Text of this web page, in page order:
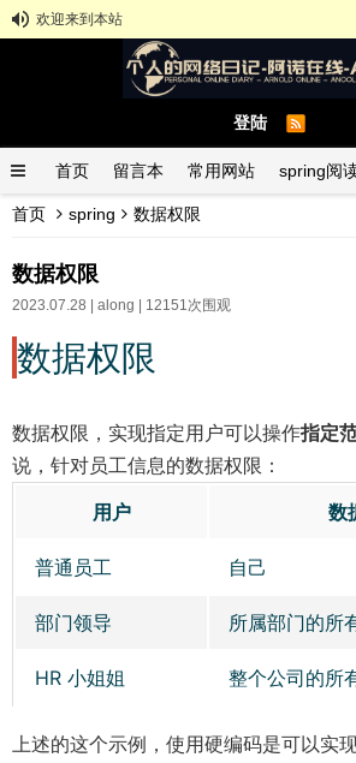
欢迎来到本站
登陆
首页 留言本 常用网站 spring阅
spring示例demo
首页 spring 数据权限
数据权限
2023.07.28 | along | 12151次围观
数据权限
数据权限，实现指定用户可以操作指定
说，针对员工信息的数据权限：
用户
数
普通员工 自己
部门领导 所属部门的所
HR 小姐姐 整个公司的所
上述的这个示例，使用硬编码是可以实